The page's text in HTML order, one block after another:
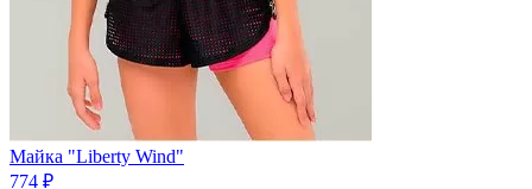
Майка "Liberty Wind"
774 ₽